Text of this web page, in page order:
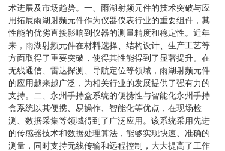
术进展及市场趋势。一、雨湖射频元件的技术突破与应
用拓展雨湖射频元件作为仪器仪表行业的重要组件，其
性能的优劣直接影响到仪器的测量精度和稳定性。近年
来，雨湖射频元件在材料选择、结构设计、生产工艺等
方面取得了重要突破，使得其性能得到了显著提升。在
无线通信、雷达探测、导航定位等领域，雨湖射频元件
的应用越来越广泛，为相关行业的发展提供了强有力的
支持。二、永州手持盒系统的便携性与智能化永州手持
盒系统以其便携、易操作、智能化等优点，在现场检
测、数据采集等领域得到了广泛应用。该系统采用先进
的传感器技术和数据处理算法，能够实现快速、准确的
测量，同时支持无线传输和远程控制，大大提高了工作